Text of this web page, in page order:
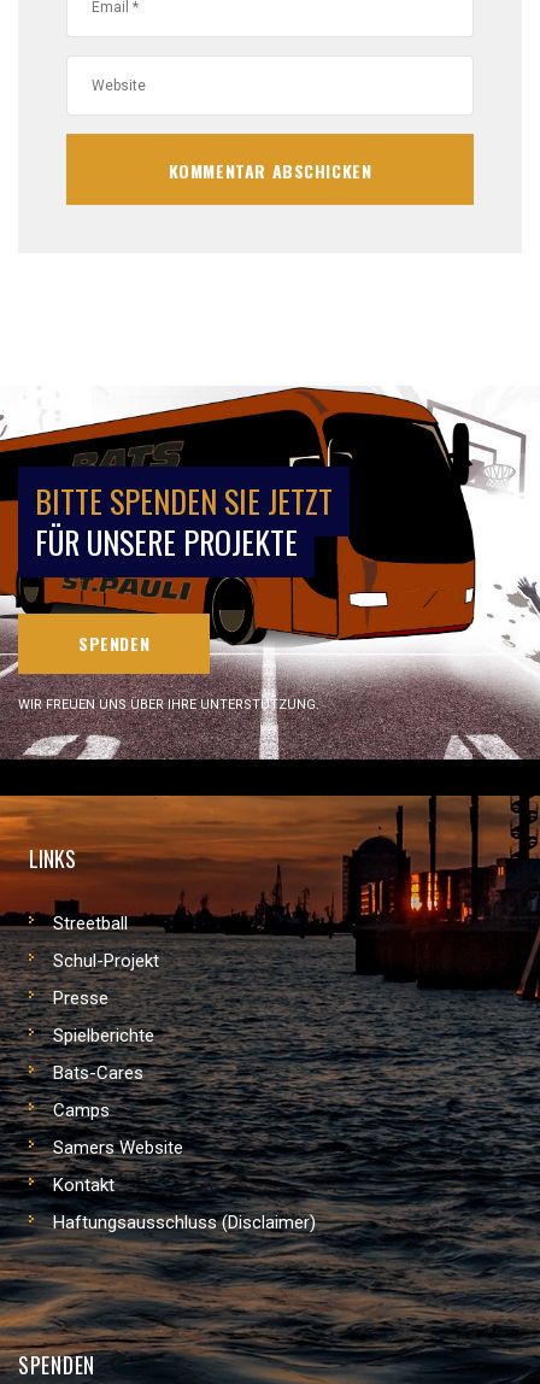
BITTE SPENDEN SIE JETZT
FÜR UNSERE PROJEKTE
SPENDEN
WIR FREUEN UNS ÜBER IHRE UNTERSTÜTZUNG.
LINKS
Streetball
Schul-Projekt
Presse
Spielberichte
Bats-Cares
Camps
Samers Website
Kontakt
Haftungsausschluss (Disclaimer)
SPENDEN